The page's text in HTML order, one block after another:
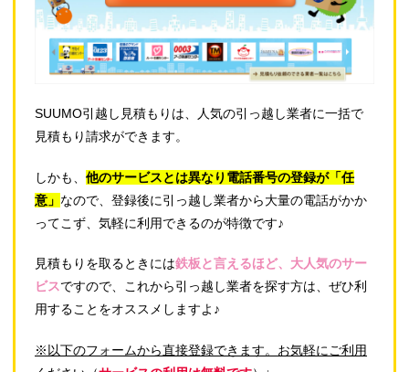
SUUMO引越し見積もりは、人気の引っ越し業者に一括で
見積もり請求ができます。
しかも、 他のサービスとは異なり電話番号の登録が「任
意」 なので、登録後に引っ越し業者から大量の電話がかか
ってこず、気軽に利用できるのが特徴です♪
見積もりを取るときには鉄板と言えるほど、大人気のサー
ビスですので、これから引っ越し業者を探す方は、ぜひ利
用することをオススメしますよ♪
※以下のフォームから直接登録できます。お気軽にご利用